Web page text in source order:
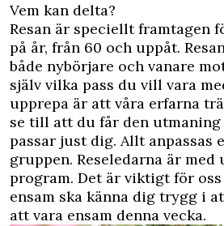
Vem kan delta?
Resan är speciellt framtagen
på år, från 60 och uppåt.
både nybörjare och vanare
själv vilka pass du vill vara
upprepa är att våra erfarna
se till att du får den
passar just dig. Allt anpassas
gruppen. Reseledarna är med
program. Det är viktigt för
ensam ska känna dig trygg i
att vara ensam denna vecka.